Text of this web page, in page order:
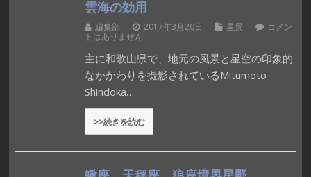
雲海の効用
編集部 2017年3月20日 星景
コメン
トはありません
主に和歌山県で、地元の風景と星空の印象的
なかかわりを撮影されているMitumoto
Shindoka…
>>続きを読む